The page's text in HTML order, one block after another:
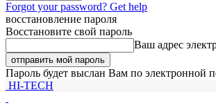
Forgot your password? Get help
восстановление пароля
Восстановите свой пароль
Ваш адрес
Пароль будет выслан Вам по электронной
HI-TECH